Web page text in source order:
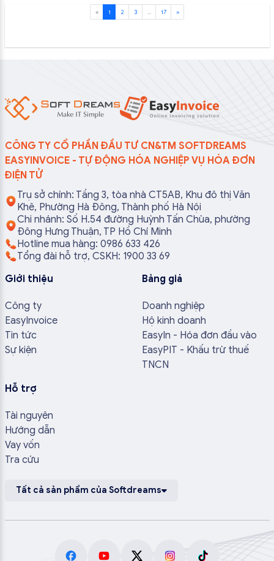
« 1 2 3 ... 17 »
CÔNG TY CỔ PHẦN ĐẦU TƯ CN&TM SOFTDREAMS
EASYINVOICE - TỰ ĐỘNG HÓA NGHIỆP VỤ HÓA ĐƠN
ĐIỆN TỬ
Trụ sở chính: Tầng 3, tòa nhà CT5AB, Khu đô thị Văn
Khê, Phường Hà Đông, Thành phố Hà Nội
Chi nhánh: Số H.54 đường Huỳnh Tấn Chùa, phường
Đông Hưng Thuận, TP Hồ Chí Minh
Hotline mua hàng: 0986 633 426
Tổng đài hỗ trợ, CSKH: 1900 33 69
Giới thiệu
Công ty
EasyInvoice
Tin tức
Sự kiện
Bảng giá
Doanh nghiệp
Hộ kinh doanh
EasyIn - Hóa đơn đầu vào
EasyPIT - Khấu trừ thuế
TNCN
Hỗ trợ
Tài nguyên
Hướng dẫn
Vay vốn
Tra cứu
Tất cả sản phẩm của Softdreams